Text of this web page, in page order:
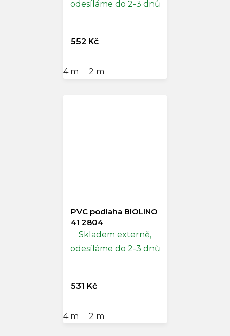
odesíláme do 2-3 dnů
552 Kč
4 m 2 m
PVC podlaha BIOLINO
41 2804
Skladem externě,
odesíláme do 2-3 dnů
531 Kč
4 m 2 m